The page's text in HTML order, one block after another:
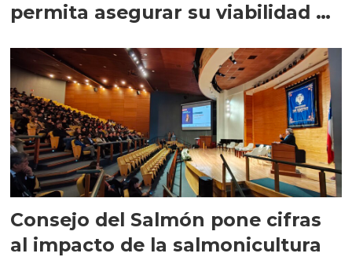
permita asegurar su viabilidad de
Consejo del Salmón pone cifras
al impacto de la salmonicultura